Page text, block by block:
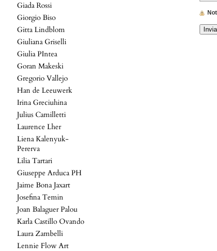
Giada Rossi
Giorgio Biso
Gitta Lindblom
Giuliana Griselli
Giulia PIntea
Goran Makeski
Gregorio Vallejo
Han de Leeuwerk
Irina Greciuhina
Julius Camilletti
Laurence Lher
Liena Kalenyuk-
Pererva
Lilia Tartari
Giuseppe Arduca PH
Jaime Bona Jaxart
Josefina Temin
Joan Balaguer Palou
Karla Castillo Ovando
Laura Zambelli
Lennie Flow Art